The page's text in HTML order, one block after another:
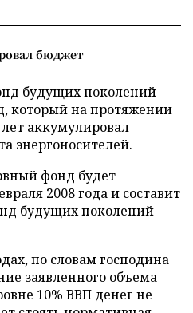
бюджет
будущих поколений
который на протяжении
аккумулировал
энергоносителей.
фонд будет
2008 года и составит
будущих поколений –
по словам господина
заявленного объема
10% ВВП денег не